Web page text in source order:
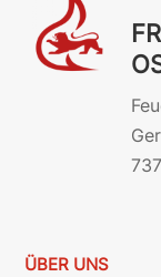
ÜBER UNS